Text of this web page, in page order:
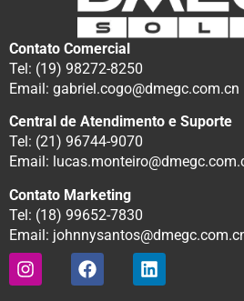
Contato Comercial
Tel: (19) 98272-8250
Email: gabriel.cogo@dmegc.com.cn
Central de Atendimento e Suporte
Tel: (21) 96744-9070
Email:
Contato Marketing
Tel: (18) 99652-7830
Email: